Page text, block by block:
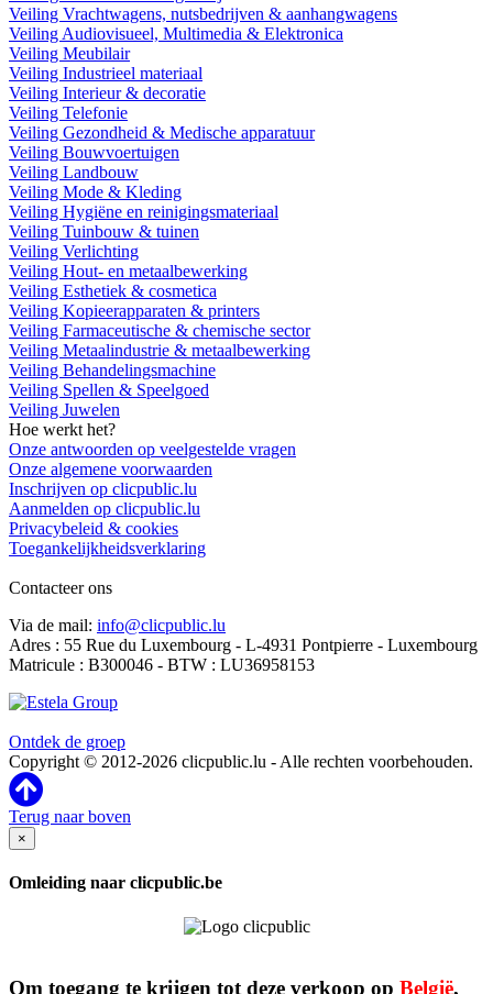
Veiling Vrachtwagens, nutsbedrijven & aanhangwagens
Veiling Audiovisueel, Multimedia & Elektronica
Veiling Meubilair
Veiling Industrieel materiaal
Veiling Interieur & decoratie
Veiling Telefonie
Veiling Gezondheid & Medische apparatuur
Veiling Bouwvoertuigen
Veiling Landbouw
Veiling Mode & Kleding
Veiling Hygiëne en reinigingsmateriaal
Veiling Tuinbouw & tuinen
Veiling Verlichting
Veiling Hout- en metaalbewerking
Veiling Esthetiek & cosmetica
Veiling Kopieerapparaten & printers
Veiling Farmaceutische & chemische sector
Veiling Metaalindustrie & metaalbewerking
Veiling Behandelingsmachine
Veiling Spellen & Speelgoed
Veiling Juwelen
Hoe werkt het?
Onze antwoorden op veelgestelde vragen
Onze algemene voorwaarden
Inschrijven op clicpublic.lu
Aanmelden op clicpublic.lu
Privacybeleid & cookies
Toegankelijkheidsverklaring
Contacteer ons
Via de mail: info@clicpublic.lu
Adres : 55 Rue du Luxembourg - L-4931 Pontpierre - Luxembourg
Matricule : B300046 - BTW : LU36958153
Ontdek de groep
Copyright © 2012-2026 clicpublic.lu - Alle rechten voorbehouden.
Terug naar boven
×
Omleiding naar clicpublic.be
Om toegang te krijgen tot deze verkoop op België,